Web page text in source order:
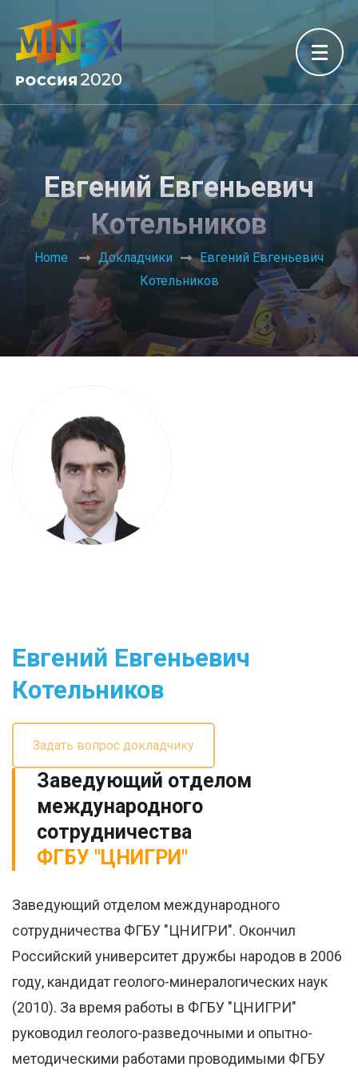
Евгений Евгеньевич
Котельников
Home Докладчики
Евгений Евгеньевич
Котельников
Евгений Евгеньевич
Котельников
Задать вопрос докладчику
Заведующий отделом
международного
сотрудничества
ФГБУ "ЦНИГРИ"
Заведующий отделом международного
сотрудничества ФГБУ "ЦНИГРИ". Окончил
Российский университет дружбы народов в 2006
году, кандидат геолого-минералогических наук
(2010). За время работы в ФГБУ "ЦНИГРИ"
руководил геолого-разведочными и опытно-
методическими работами проводимыми ФГБУ